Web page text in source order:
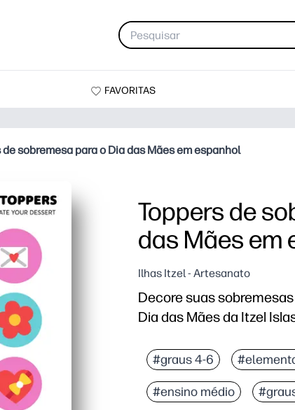
FAVORITAS
de sobremesa para o Dia das Mães em espanhol
Toppers de
das Mães em
Ilhas Itzel - Artesanato
Decore suas
Dia das Mães da Itzel
Basta imprimir, cortar
Desenhos alegres
Perfeito para casa,
#graus 4-6
#ensino médio